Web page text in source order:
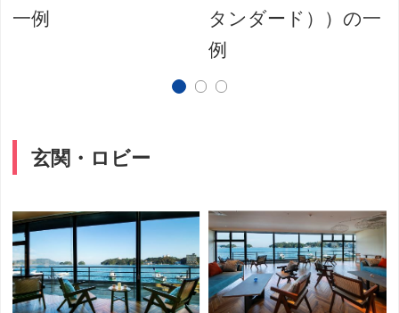
一例
タンダード））の一
例
玄関・ロビー